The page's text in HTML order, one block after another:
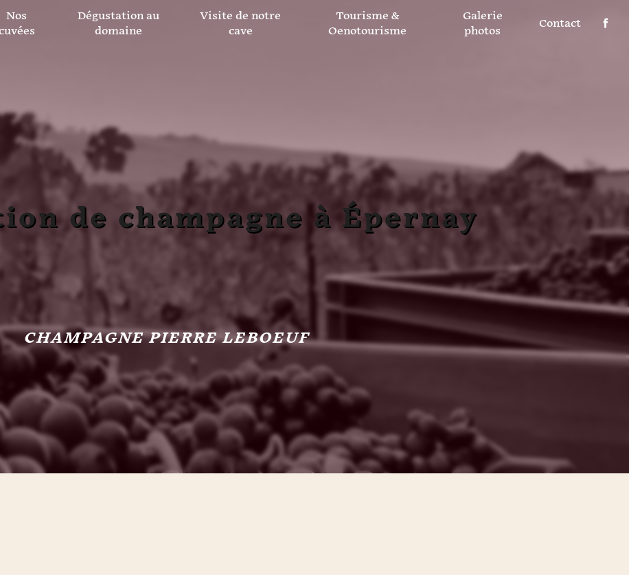
Nos
Dégustation au
domaine
Visite de notre
cave
Tourisme &
Oenotourisme
Galerie
photos
Contact
de champagne à Épernay
CHAMPAGNE PIERRE LEBOEUF